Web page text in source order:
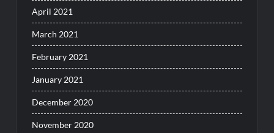
April 2021
March 2021
February 2021
January 2021
December 2020
November 2020